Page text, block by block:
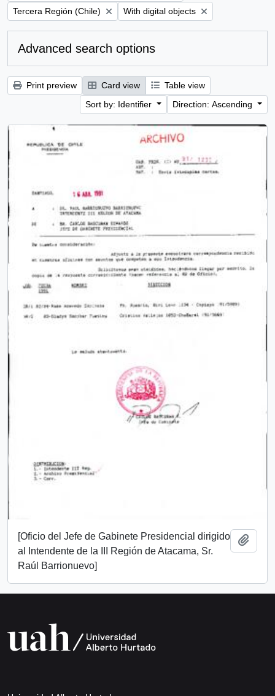
Remove filter:
Tercera Región (Chile) Remove filter:
With digital objects
Advanced search options
Print preview Card view
Table view
Sort by: Identifier
Direction: Ascending
[Oficio del Jefe de Gabinete Presidencial dirigido
al Intendente de la III Región de Atacama, Sr.
Raúl Barrionuevo]